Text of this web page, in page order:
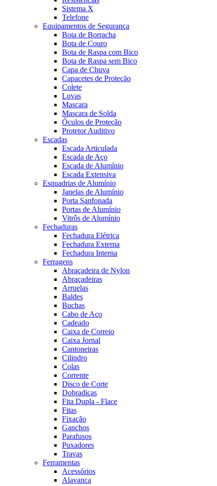
Sistema X
Telefone
Equipamentos de Segurança
Bota de Borracha
Bota de Couro
Bota de Raspa com Bico
Bota de Raspa sem Bico
Capa de Chuva
Capacetes de Proteção
Colete
Luvas
Mascara
Mascara de Solda
Óculos de Proteção
Protetor Auditivo
Escadas
Escada Articulada
Escada de Aço
Escada de Alumínio
Escada Extensiva
Esquadrias de Alumínio
Janelas de Alumínio
Porta Sanfonada
Portas de Alumínio
Vitrôs de Alumínio
Fechaduras
Fechadura Elétrica
Fechadura Externa
Fechadura Interna
Ferragens
Abraçadeira de Nylon
Abraçadeiras
Arruelas
Baldes
Buchas
Cabo de Aço
Cadeado
Caixa de Correio
Caixa Jornal
Cantoneiras
Cilindro
Colas
Corrente
Disco de Corte
Dobradiças
Fita Dupla - Flace
Fitas
Fixação
Ganchos
Parafusos
Puxadores
Travas
Ferramentas
Acessórios
Alavanca